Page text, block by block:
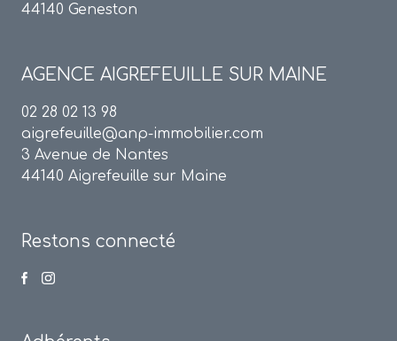
44140 Geneston
AGENCE AIGREFEUILLE SUR MAINE
02 28 02 13 98
aigrefeuille@anp-immobilier.com
3 Avenue de Nantes
44140 Aigrefeuille sur Maine
Restons connecté